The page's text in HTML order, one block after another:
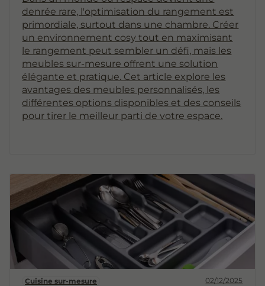
denrée rare, l'optimisation du rangement est
primordiale, surtout dans une chambre. Créer
un environnement cosy tout en maximisant
le rangement peut sembler un défi, mais les
meubles sur-mesure offrent une solution
élégante et pratique. Cet article explore les
avantages des meubles personnalisés, les
différentes options disponibles et des conseils
pour tirer le meilleur parti de votre espace.
Cuisine sur-mesure 02/12/2025